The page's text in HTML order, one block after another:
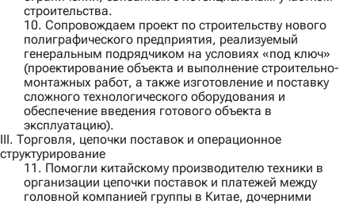
строительства.
10. Сопровождаем проект по строительству нового
полиграфического предприятия, реализуемый
генеральным подрядчиком на условиях «под ключ»
(проектирование объекта и выполнение строительно-
монтажных работ, а также изготовление и поставку
сложного технологического оборудования и
обеспечение введения готового объекта в
эксплуатацию).
III. Торговля, цепочки поставок и операционное
структурирование
11. Помогли китайскому производителю техники в
организации цепочки поставок и платежей между
головной компанией группы в Китае, дочерними